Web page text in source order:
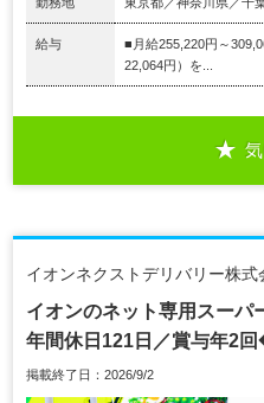
給与
■月給255,220円～
22,064円）を...
イオンネクストデリバリー株式
イオンのネット専用スー
年間休日121日／賞与年2
掲載終了日：2026/9/2